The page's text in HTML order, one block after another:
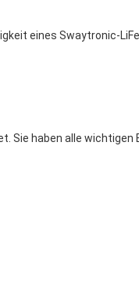
eines Swaytronic-
Sie haben alle wichtigen